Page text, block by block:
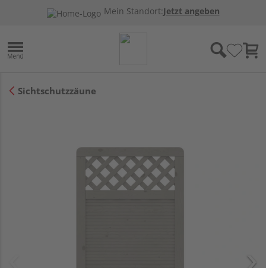
Mein Standort:Jetzt angeben
Sichtschutzzäune